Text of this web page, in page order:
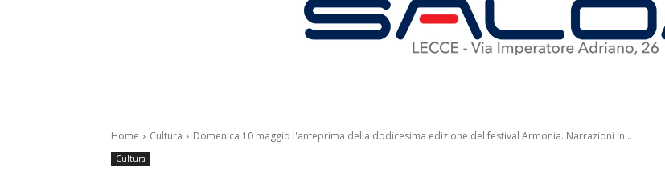
Home Cultura Domenica 10 maggio l'anteprima della dodicesima edizione del festival Armonia. Narrazioni in...
Cultura